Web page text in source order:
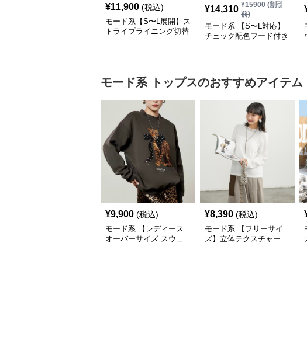
¥11,900 (税込)
モード系【S〜L展開】ス
トライプライニング切替
¥14,310 ¥15900(割引
前)
モード系 【S〜L対応】
チェック配色フード付き
モード系 トップスのおすすめアイテム
¥9,900 (税込)
モード系 【レディース
オーバーサイズ スウェ
¥8,390 (税込)
モード系 【フリーサイ
ズ】立体テクスチャー